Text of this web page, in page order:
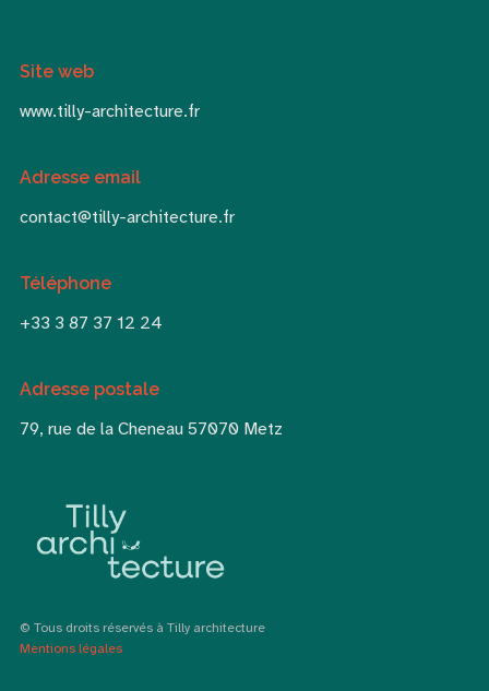
Site web
www.tilly-architecture.fr
Adresse email
contact@tilly-architecture.fr
Téléphone
+33 3 87 37 12 24
Adresse postale
79, rue de la Cheneau 57070 Metz
© Tous droits réservés à Tilly architecture
Mentions légales